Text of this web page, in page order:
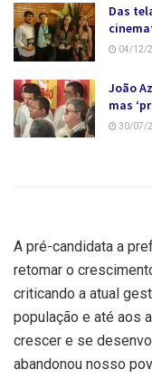
Das
04/12/
João
mas
30/07/
A pré-candidata a
retomar o
criticando a atual
população e até aos
crescer e se
abandonou nosso